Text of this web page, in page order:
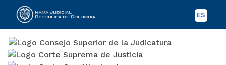
ES